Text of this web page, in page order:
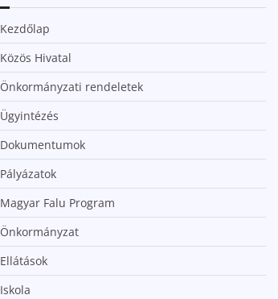
Kezdőlap
Közös Hivatal
Önkormányzati rendeletek
Ügyintézés
Dokumentumok
Pályázatok
Magyar Falu Program
Önkormányzat
Ellátások
Iskola